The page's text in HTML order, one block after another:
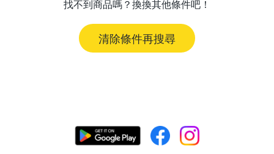
找不到商品嗎？換換其他條件吧！
清除條件再搜尋